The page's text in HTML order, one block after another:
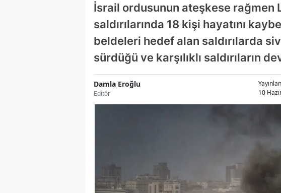
İsrail ordusunun ateşkese rağmen
saldırılarında 18 kişi hayatını
beldeleri hedef alan saldırılarda
sürdüğü ve karşılıklı saldırıların
Damla Eroğlu
Editör
10